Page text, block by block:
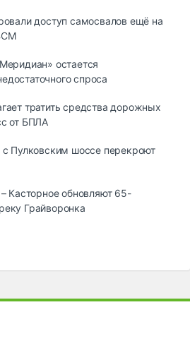
доступ самосвалов ещё на
остается
спроса
тратить средства дорожных
от БПЛА
Пулковским шоссе перекроют
Касторное обновляют 65-
Грайворонка